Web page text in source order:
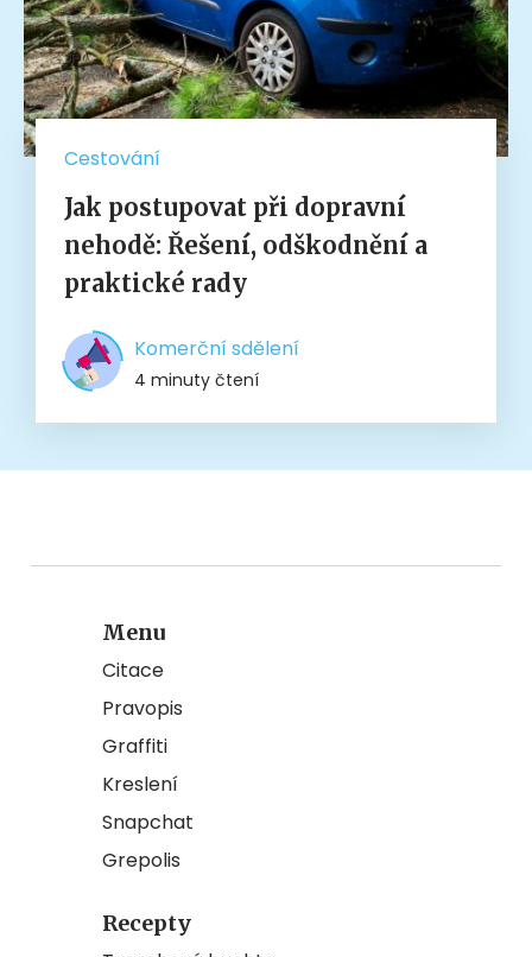
Cestování
Jak postupovat při dopravní
nehodě: Řešení, odškodnění a
praktické rady
Komerční sdělení
4 minuty čtení
Menu
Citace
Pravopis
Graffiti
Kreslení
Snapchat
Grepolis
Recepty